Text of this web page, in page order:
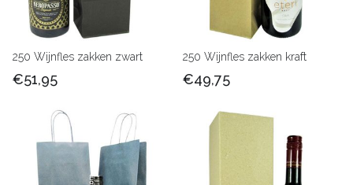
250 Wijnfles zakken zwart
€51,95
250 Wijnfles zakken kraft
€49,75